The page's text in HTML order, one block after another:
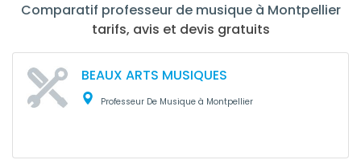
Comparatif professeur de musique à Montpellier
tarifs, avis et devis gratuits
BEAUX ARTS MUSIQUES
Professeur De Musique à Montpellier